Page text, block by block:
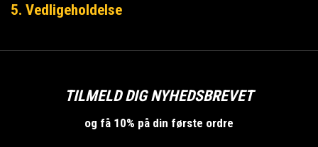
5. Vedligeholdelse
TILMELD DIG NYHEDSBREVET
og få 10% på din første ordre